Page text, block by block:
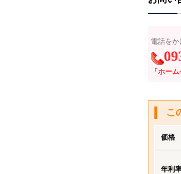
電話をか
「ホー
こ
価格
年利